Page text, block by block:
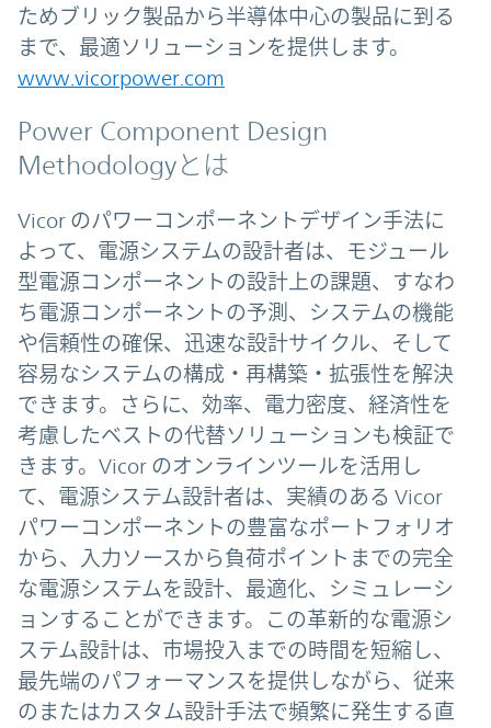
ためブリック製品から半導体中心の製品に到る
まで、最適ソリューションを提供します。
www.vicorpower.com
Power Component Design
Methodologyとは
Vicor のパワーコンポーネントデザイン手法に
よって、電源システムの設計者は、モジュール
型電源コンポーネントの設計上の課題、すなわ
ち電源コンポーネントの予測、システムの機能
や信頼性の確保、迅速な設計サイクル、そして
容易なシステムの構成・再構築・拡張性を解決
できます。さらに、効率、電力密度、経済性を
考慮したベストの代替ソリューションも検証で
きます。Vicor のオンラインツールを活用し
て、電源システム設計者は、実績のある Vicor
パワーコンポーネントの豊富なポートフォリオ
から、入力ソースから負荷ポイントまでの完全
な電源システムを設計、最適化、シミュレーシ
ョンすることができます。この革新的な電源シ
ステム設計は、市場投入までの時間を短縮し、
最先端のパフォーマンスを提供しながら、従来
のまたはカスタム設計手法で頻繁に発生する直